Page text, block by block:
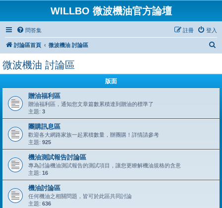
WILLBO 微波機油官方論壇
問答集 登入
註冊
討論區首頁 微波機油 討論區
微波機油 討論區
版面
贈油福利區
贈油福利區，通知您文章篇數累積達到贈油的標準了
主題: 3
團購訊息區
歡迎各大網路家族一起累積數量，辦團購！詳情請參考
主題: 925
機油測試報告討論區
專為討論機油測試報告的測試項目，讓您更瞭解機油規格的含意
主題: 16
機油討論區
任何機油之相關問題，皆可於此區共同討論
主題: 636